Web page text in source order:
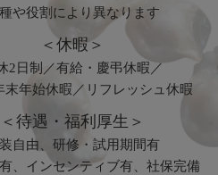
や役割により異なります
＜休暇＞
2日制／有給・慶弔休暇／
末年始休暇／リフレッシュ休暇
＜待遇・福利厚生＞
自由、研修・試用期間有
、インセンティブ有、社保完備